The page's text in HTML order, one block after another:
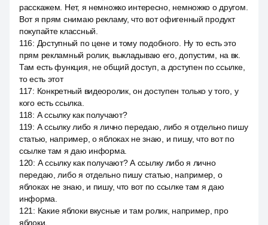
расскажем. Нет, я немножко интересно, немножко о другом.
Вот я прям снимаю рекламу, что вот офигенный продукт
покупайте классный.
116: Доступный по цене и тому подобного. Ну то есть это
прям рекламный ролик, выкладываю его, допустим, на вк.
Там есть функция, не общий доступ, а доступен по ссылке,
то есть этот
117: Конкретный видеоролик, он доступен только у того, у
кого есть ссылка.
118: А ссылку как получают?
119: А ссылку либо я лично передаю, либо я отдельно пишу
статью, например, о яблоках не знаю, и пишу, что вот по
ссылке там я даю информа.
120: А ссылку как получают? А ссылку либо я лично
передаю, либо я отдельно пишу статью, например, о
яблоках не знаю, и пишу, что вот по ссылке там я даю
информа.
121 : Какие яблоки вкусные и там ролик, например, про
яблоки.